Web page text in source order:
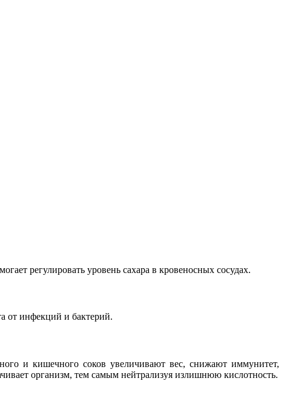
регулировать уровень сахара в кровеносных сосудах.
от инфекций и бактерий.
и кишечного соков увеличивают вес, снижают иммунитет,
организм, тем самым нейтрализуя излишнюю кислотность.